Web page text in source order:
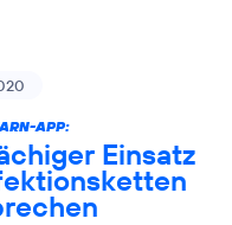
APP:
Einsatz